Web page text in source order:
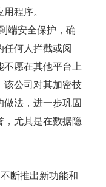
程序。
端安全保护，确
任何人拦截或阅
不愿在其他平台上
该公司对其加密技
做法，进一步巩固
，尤其是在数据隐
断推出新功能和